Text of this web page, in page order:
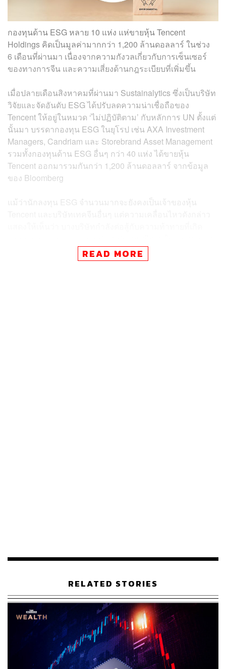
กองทุนด้าน ESG หลาย 10 แห่ง แห่ขายหุ้น Tencent
Holdings คิดเป็นมูลค่ามากกว่า 1,200 ล้านดอลลาร์ ในช่วง
6 เดือนที่ผ่านมา เนื่องจากความกังวลเกี่ยวกับการเซ็นเซอร์
ของทางการจีน และความเสี่ยงด้านกฎระเบียบที่เพิ่มขึ้น
เมื่อปลายเดือนสิงหาคมที่ผ่านมา Sustainalytics ซึ่งเป็นบริษัท
วิจัยและจัดอันดับ ESG ได้ปรับลดความน่าเชื่อถือของ
Tencent ให้อยู่ในหมวด ‘ไม่ปฏิบัติตาม’ กับหลักการ UN ตั้งแต่
นั้นมา บรรดากองทุน ESG ในยุโรป เช่น AXA Investment
Managers, Candriam และ Storebrand Asset Management
รวมทั้งกองทุนด้าน ESG อื่นๆ กว่า 40 แห่ง ได้ขายหุ้น
Tencent ออกมารวมกันกว่า 1,200 ล้านดอลลาร์ จากข้อมูล
ของ Bloomberg
แม้ว่านักลงทุน ESG จำนวนมากจะยังคงเป็นเจ้าของหุ้น
จีน รวมไปถึงแพลตฟอร์ม เช่น WeChat ของ Tencent ซึ่งการ
ปราบปรามบริษัทเทคโนโลยีของรัฐบาลจีนได้กลายเป็น
อันดับสามของกองทุนประเภท ‘Article 9’ ซึ่งเป็นกองทุนที่
ลงทุนด้านสิ่งแวดล้อม สังคม และธรรมาภิบาลที่เข้มงวดที่สุด
ในสหภาพยุโรป กล่าวว่า บริษัทได้ตัดสินใจในเดือนธันวาคม
ที่จะถอด Tencent ออกจากพอร์ตการลงทุนทั้งหมด การตัดสิน
ใจถือเป็นเรื่องที่ยากจากมุมมองทางการเงิน แต่ก็ตัดสินใจจาก
การที่ Tencent ล้มเหลวในการปฏิบัติตามมาตรฐาน ESG
ของ Candriam
READ MORE
RELATED STORIES